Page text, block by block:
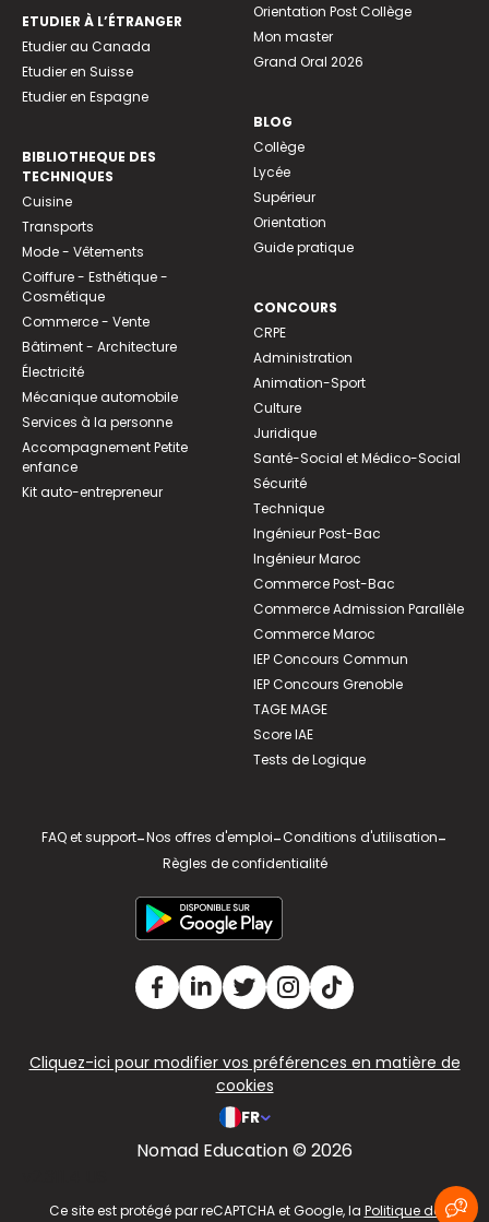
ETUDIER À L’ÉTRANGER
Etudier au Canada
Etudier en Suisse
Etudier en Espagne
BIBLIOTHEQUE DES
TECHNIQUES
Cuisine
Transports
Mode - Vêtements
Coiffure - Esthétique -
Cosmétique
Commerce - Vente
Bâtiment - Architecture
Électricité
Mécanique automobile
Services à la personne
Accompagnement Petite
enfance
Kit auto-entrepreneur
Orientation Post Collège
Mon master
Grand Oral 2026
BLOG
Collège
Lycée
Supérieur
Orientation
Guide pratique
CONCOURS
CRPE
Administration
Animation-Sport
Culture
Juridique
Santé-Social et Médico-Social
Sécurité
Technique
Ingénieur Post-Bac
Ingénieur Maroc
Commerce Post-Bac
Commerce Admission Parallèle
Commerce Maroc
IEP Concours Commun
IEP Concours Grenoble
TAGE MAGE
Score IAE
Tests de Logique
FAQ et support-Nos offres d'emploi-Conditions d'utilisation-
Règles de confidentialité
Cliquez-ici pour modifier vos préférences en matière de
cookies
FR
Nomad Education © 2026
Ce site est protégé par reCAPTCHA et Google, la Politique de